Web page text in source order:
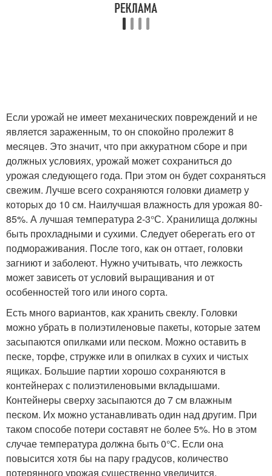
Если урожай не имеет механических повреждений и не
является зараженным, то он спокойно пролежит 8
месяцев. Это значит, что при аккуратном сборе и при
должных условиях, урожай может сохраниться до
урожая следующего года. При этом он будет сохраняться
свежим. Лучше всего сохраняются головки диаметр у
которых до 10 см. Наилучшая влажность для урожая 80-
85%. А лучшая температура 2-3°С. Хранилища должны
быть прохладными и сухими. Следует оберегать его от
подмораживания. После того, как он оттает, головки
загниют и заболеют. Нужно учитывать, что лежкость
может зависеть от условий выращивания и от
особенностей того или иного сорта.
Есть много вариантов, как хранить свеклу. Головки
можно убрать в полиэтиленовые пакеты, которые затем
засыпаются опилками или песком. Можно оставить в
песке, торфе, стружке или в опилках в сухих и чистых
ящиках. Большие партии хорошо сохраняются в
контейнерах с полиэтиленовыми вкладышами.
Контейнеры сверху засыпаются до 7 см влажным
песком. Их можно устанавливать один над другим. При
таком способе потери составят не более 5%. Но в этом
случае температура должна быть 0°С. Если она
повысится хотя бы на пару градусов, количество
потерянного урожая существенно увеличится.